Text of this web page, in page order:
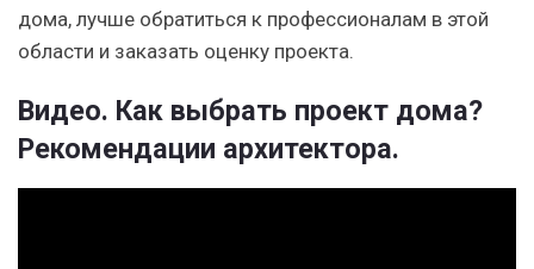
дома, лучше обратиться к профессионалам в этой
области и заказать оценку проекта.
Видео. Как выбрать проект дома?
Рекомендации архитектора.